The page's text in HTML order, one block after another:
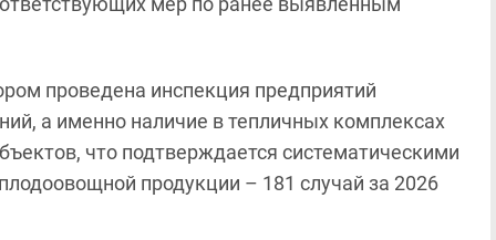
проведена инспекция предприятий
а именно наличие в тепличных комплексах
что подтверждается систематическими
продукции – 181 случай за 2026